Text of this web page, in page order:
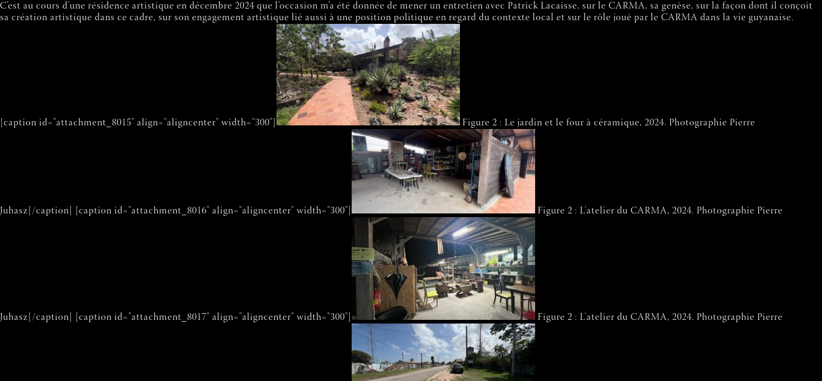
C’est au cours d’une résidence artistique en décembre 2024 que l’occasion m’a été donnée de mener un entretien avec Patrick Lacaisse, sur le CARMA, sa genèse, sur la façon dont il conçoit
sa création artistique dans ce cadre, sur son engagement artistique lié aussi à une position politique en regard du contexte local et sur le rôle joué par le CARMA dans la vie guyanaise.
[caption id="attachment_8015" align="aligncenter" width="300"] Figure 2 : Le jardin et le four à céramique, 2024. Photographie Pierre
Juhasz[/caption] [caption id="attachment_8016" align="aligncenter" width="300"] Figure 2 : L'atelier du CARMA, 2024. Photographie Pierre
Juhasz[/caption] [caption id="attachment_8017" align="aligncenter" width="300"] Figure 2 : L'atelier du CARMA, 2024. Photographie Pierre